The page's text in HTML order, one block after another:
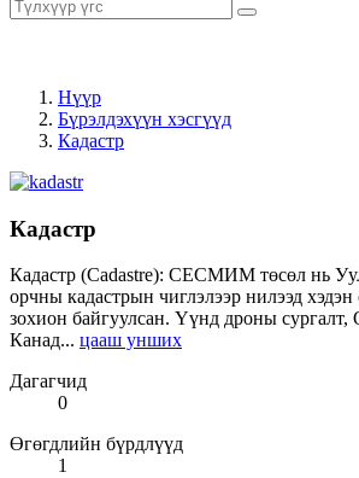
Нүүр
Бүрэлдэхүүн хэсгүүд
Кадастр
Кадастр
Кадастр (Cadastre): СЕСМИМ төсөл нь
орчны кадастрын чиглэлээр нилээд хэдэн
зохион байгуулсан. Үүнд дроны сургалт,
Канад... цааш унших
Дагагчид
0
Өгөгдлийн бүрдлүүд
1